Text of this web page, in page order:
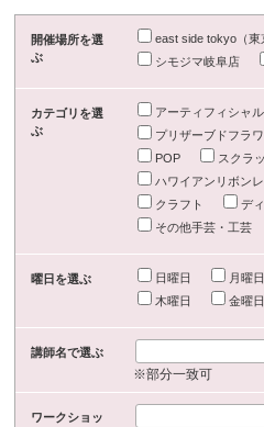
開催場所を選
ぶ
east side tokyo（東
シモジマ岐阜店
カテゴリを選
ぶ
アーティフィシャ
プリザーブドフラ
POP
スクラ
ハワイアンリボンレ
クラフト
デ
その他手芸・工芸
曜日を選ぶ 日曜日 月曜日
木曜日
金曜日
講師名で選ぶ
※部分一致可
ワークショッ